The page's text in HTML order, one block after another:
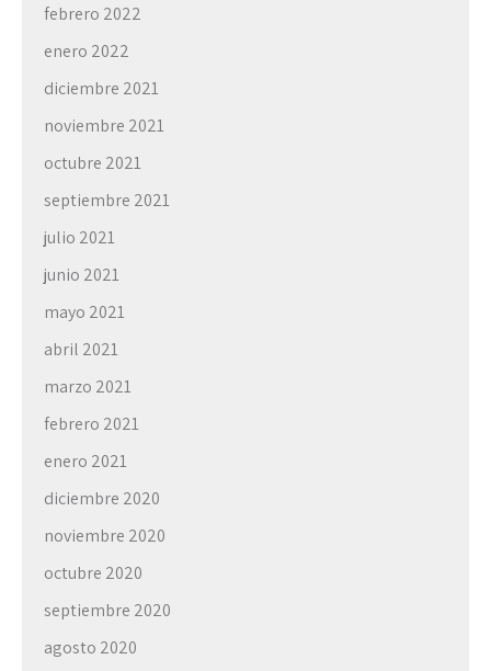
febrero 2022
enero 2022
diciembre 2021
noviembre 2021
octubre 2021
septiembre 2021
julio 2021
junio 2021
mayo 2021
abril 2021
marzo 2021
febrero 2021
enero 2021
diciembre 2020
noviembre 2020
octubre 2020
septiembre 2020
agosto 2020